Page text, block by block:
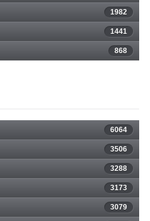
1982
1441
868
6064
3506
3288
3173
3079